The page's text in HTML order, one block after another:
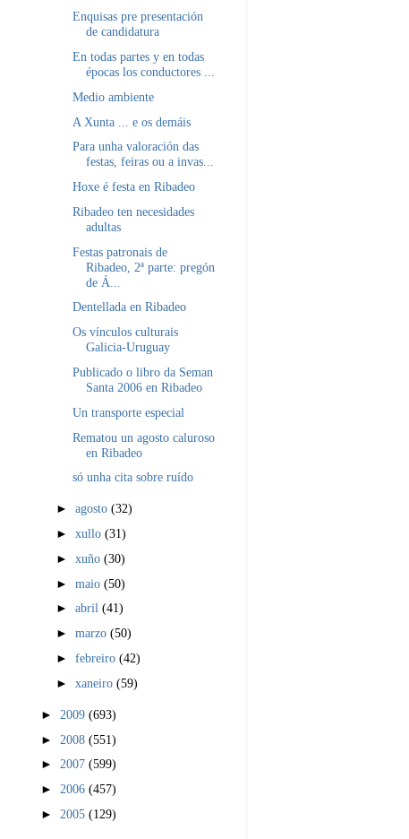
Enquisas pre presentación
de candidatura
En todas partes y en todas
épocas los conductores ...
Medio ambiente
A Xunta ... e os demáis
Para unha valoración das
festas, feiras ou a invas...
Hoxe é festa en Ribadeo
Ribadeo ten necesidades
adultas
Festas patronais de
Ribadeo, 2ª parte: pregón
de Á...
Dentellada en Ribadeo
Os vínculos culturais
Galicia-Uruguay
Publicado o libro da Seman
Santa 2006 en Ribadeo
Un transporte especial
Rematou un agosto caluroso
en Ribadeo
só unha cita sobre ruído
►agosto(32)
►xullo(31)
►xuño(30)
►maio(50)
►abril(41)
►marzo(50)
►febreiro(42)
►xaneiro(59)
► 2009 (693)
► 2008 (551)
► 2007 (599)
► 2006 (457)
► 2005 (129)